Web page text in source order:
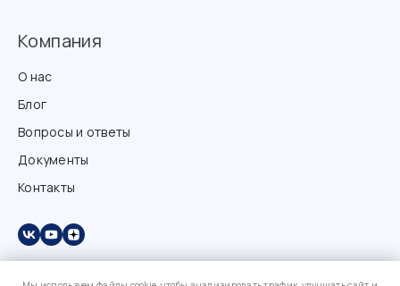
Компания
О нас
Блог
Вопросы и ответы
Документы
Контакты